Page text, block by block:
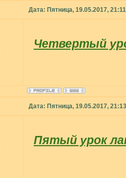
Дата: Пятница, 19.05.2017,
Четвертый
Дата: Пятница, 19.05.2017,
Пятый урок